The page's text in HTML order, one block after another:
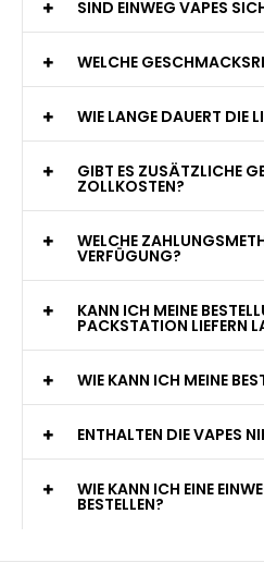
SIND EINWEG VAPES
WELCHE
WIE LANGE DAUERT DIE
GIBT ES ZUSÄTZLICHE
ZOLLKOSTEN?
WELCHE
VERFÜGUNG?
KANN ICH MEINE
PACKSTATION LIEFERN
WIE KANN ICH MEINE
ENTHALTEN DIE VAPES
WIE KANN ICH EINE
BESTELLEN?